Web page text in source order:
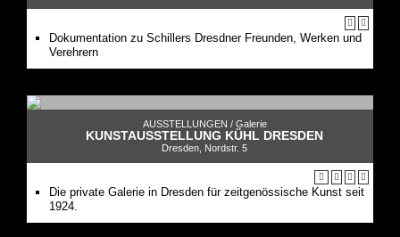
Dokumentation zu Schillers Dresdner Freunden, Werken und
Verehrern
AUSSTELLUNGEN / Galerie
KUNSTAUSSTELLUNG KÜHL DRESDEN
Dresden, Nordstr. 5
Die private Galerie in Dresden für zeitgenössische Kunst seit
1924.